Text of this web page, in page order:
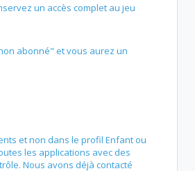
un accès complet au jeu
abonné" et vous aurez un
et non dans le profil Enfant ou
les applications avec des
Nous avons déjà contacté